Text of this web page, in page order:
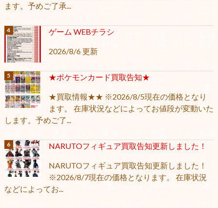
ます。予めご了承...
ゲーム WEBチラシ
2026/8/6 更新
★ポケモンカード買取告知★
★買取情報★★ ※2026/8/5現在の価格となり
ます。 在庫状況などによってお値段が変動いた
します。予めご了...
NARUTOフィギュア買取告知更新しました！
NARUTOフィギュア買取告知更新しました！
※2026/8/7現在の価格となります。 在庫状況
などによってお...